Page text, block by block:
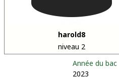
harold8
niveau 2
Année du bac
2023